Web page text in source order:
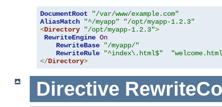
DocumentRoot
"/var/www/example.com"
AliasMatch
"^/myapp"
"/opt/myapp-1.2.3"
<Directory "/opt/myapp-1.2.3">
RewriteEngine On
RewriteBase
"/myapp/"
RewriteRule
"^index\.html$"
</Directory>
Directive